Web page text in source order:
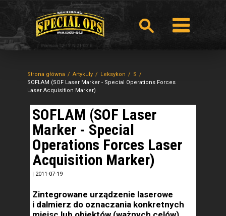
Strona główna Artykuły Leksykon
S
SOFLAM (SOF Laser Marker - Special Operations Forces
Laser Acquisition Marker)
SOFLAM (SOF Laser
Marker - Special
Operations Forces Laser
Acquisition Marker)
| 2011-07-19
Zintegrowane urządzenie laserowe
i dalmierz do oznaczania konkretnych